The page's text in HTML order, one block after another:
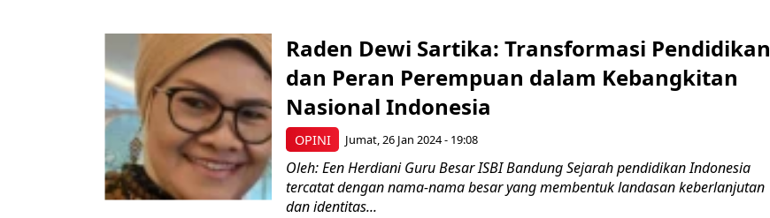
OPINI
Raden Dewi Sartika: Transformasi Pendidikan
dan Peran Perempuan dalam Kebangkitan
Nasional Indonesia
Jumat, 26 Jan 2024 - 19:08
Oleh: Een Herdiani Guru Besar ISBI Bandung Sejarah pendidikan Indonesia
tercatat dengan nama-nama besar yang membentuk landasan keberlanjutan
dan identitas...